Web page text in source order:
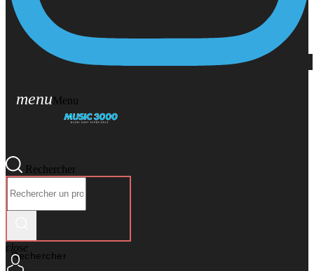
menuMenu
Rechercher
Rechercher
close